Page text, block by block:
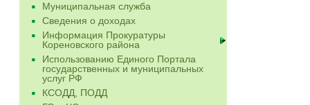
Муниципальная служба
Сведения о доходах
Информация Прокуратуры
Кореновского района
Использованию Единого Портала
государственных и муниципальных
услуг РФ
КСОДД, ПОДД